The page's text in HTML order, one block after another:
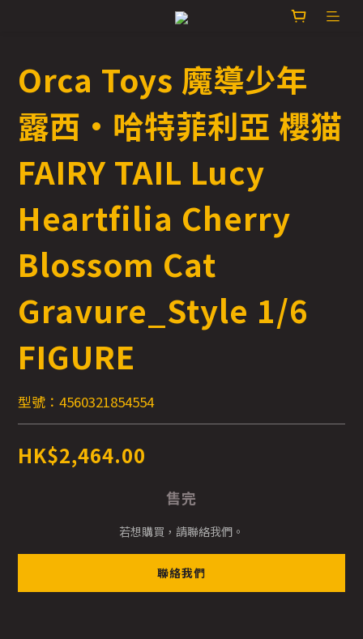
Orca Toys 魔導少年
露西·哈特菲利亞 櫻猫
FAIRY TAIL Lucy
Heartfilia Cherry
Blossom Cat
Gravure_Style 1/6
FIGURE
型號：4560321854554
HK$2,464.00
售完
若想購買，請聯絡我們。
聯絡我們